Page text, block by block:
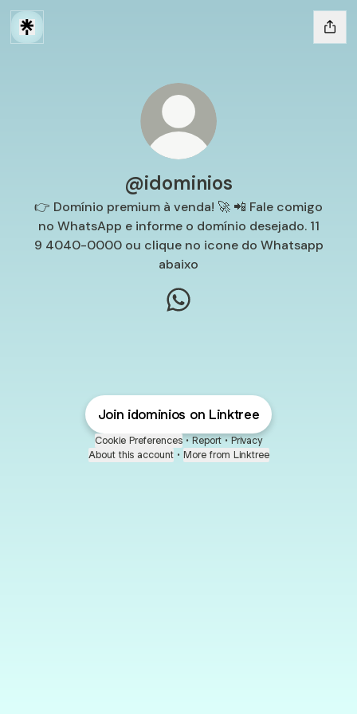
@idominios
👉 Domínio premium à venda! 🚀 📲 Fale comigo
no WhatsApp e informe o domínio desejado. 11
9 4040-0000 ou clique no icone do Whatsapp
abaixo
Join idominios on Linktree
Cookie Preferences • Report • Privacy
About this account • More from Linktree